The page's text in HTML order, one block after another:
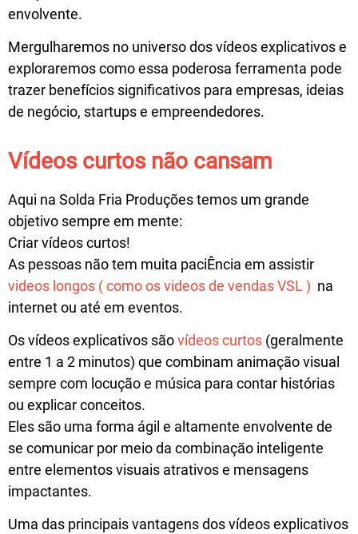
envolvente.
Mergulharemos no universo dos vídeos explicativos e
exploraremos como essa poderosa ferramenta pode
trazer benefícios significativos para empresas, ideias
de negócio, startups e empreendedores.
Vídeos curtos não cansam
Aqui na Solda Fria Produções temos um grande
objetivo sempre em mente:
Criar vídeos curtos!
As pessoas não tem muita paciÊncia em assistir
videos longos ( como os videos de vendas VSL ) na
internet ou até em eventos.
Os vídeos explicativos sãovídeos curtos (geralmente
entre 1 a 2 minutos) que combinam animação visual
sempre com locução e música para contar histórias
ou explicar conceitos.
Eles são uma forma ágil e altamente envolvente de
se comunicar por meio da combinação inteligente
entre elementos visuais atrativos e mensagens
impactantes.
Uma das principais vantagens dos vídeos explicativos